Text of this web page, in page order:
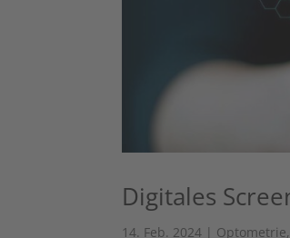
Digitales
14. Feb. 2024 | Optometrie,